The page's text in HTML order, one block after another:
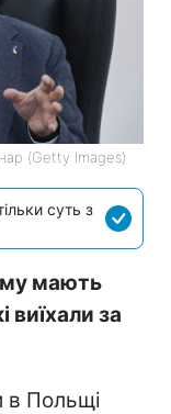
(Getty Images)
суть з
мають
виїхали за
в Польщі